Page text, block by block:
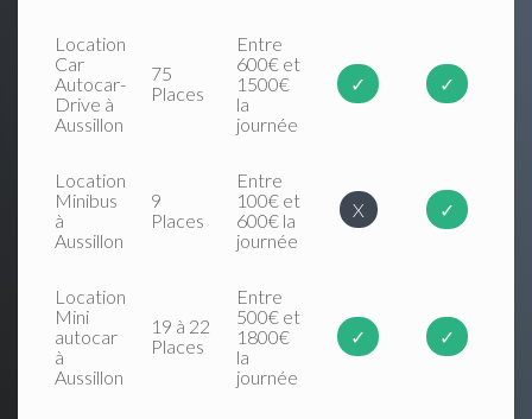
Location
Car
Autocar-
Drive à
Aussillon
75
Places
Entre
600€ et
1500€
la
journée
✓ ✓
Location
Minibus
à
Aussillon
9
Places
Entre
100€ et
600€ la
journée
X ✓
Location
Mini
autocar
à
Aussillon
19 à 22
Places
Entre
500€ et
1800€
la
journée
✓ ✓